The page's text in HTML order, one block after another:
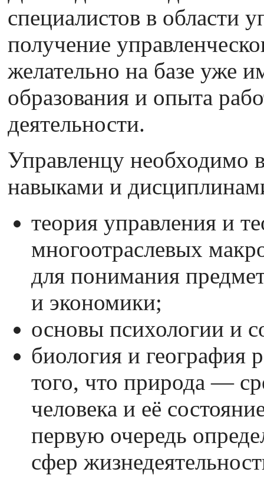
специалистов в области
получение
желательно на базе уже
образования и опыта
деятельности.
Управленцу необходимо
навыками и
теория управления и
многоотраслевых
для понимания
и экономики;
основы психологии и
биология и
того, что природа —
человека и её
первую очередь
сфер